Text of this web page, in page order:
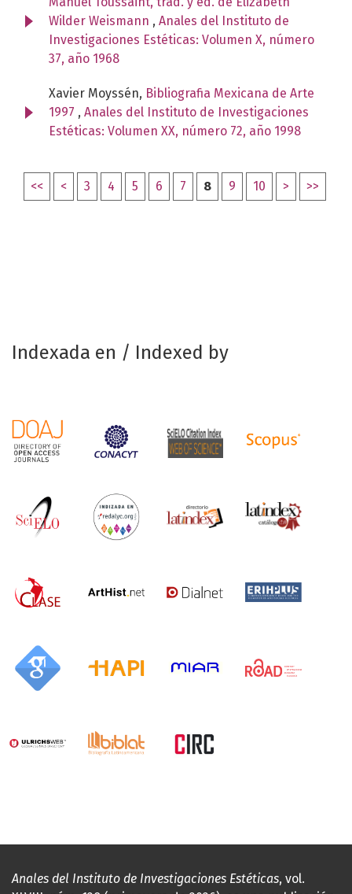
Wilder Weismann , Anales del Instituto de
Investigaciones Estéticas: Volumen X, número
37, año 1968
Xavier Moyssén, Bibliografia Mexicana de Arte
1997 , Anales del Instituto de Investigaciones
Estéticas: Volumen XX, número 72, año 1998
<< < 3 4 5 6 7 8 9 10 > >>
Indexada en / Indexed by
Anales del Instituto de Investigaciones Estéticas, vol.